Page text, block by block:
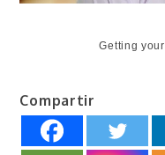
Getting your
Compartir